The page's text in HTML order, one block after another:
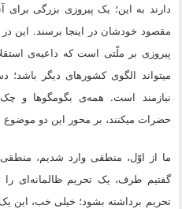
دارند به این؛ یک پیروزى بزرگى براى
مقصود خودشان در اینجا برسند. این
پیروزى بر ملّتى است که داعیه‌ى
میتواند الگوى کشورهاى دیگر باشد؛
نیازمند است. همه‌ى بگومگوها و
حضرات میکنند، بر محور این دو موضوع
ما از اوّل، منطقى وارد شدیم،
گفتیم طرف، یک تحریم ظالمانه‌اى
تحریم برداشته بشود؛ خیلى خب، این